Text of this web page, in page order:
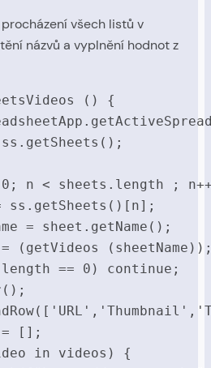
všech listů v
názvů a vyplnění hodnot z
() {
0; n < sheets.length ;
ss.getSheets()[n];
= sheet.getName();
(getVideos
== 0) continue;
[];
in videos) {